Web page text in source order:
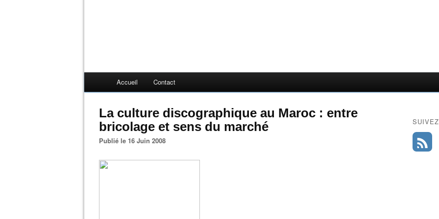
Accueil Contact
La culture discographique au Maroc : entre
bricolage et sens du marché
Publié le 16 Juin 2008